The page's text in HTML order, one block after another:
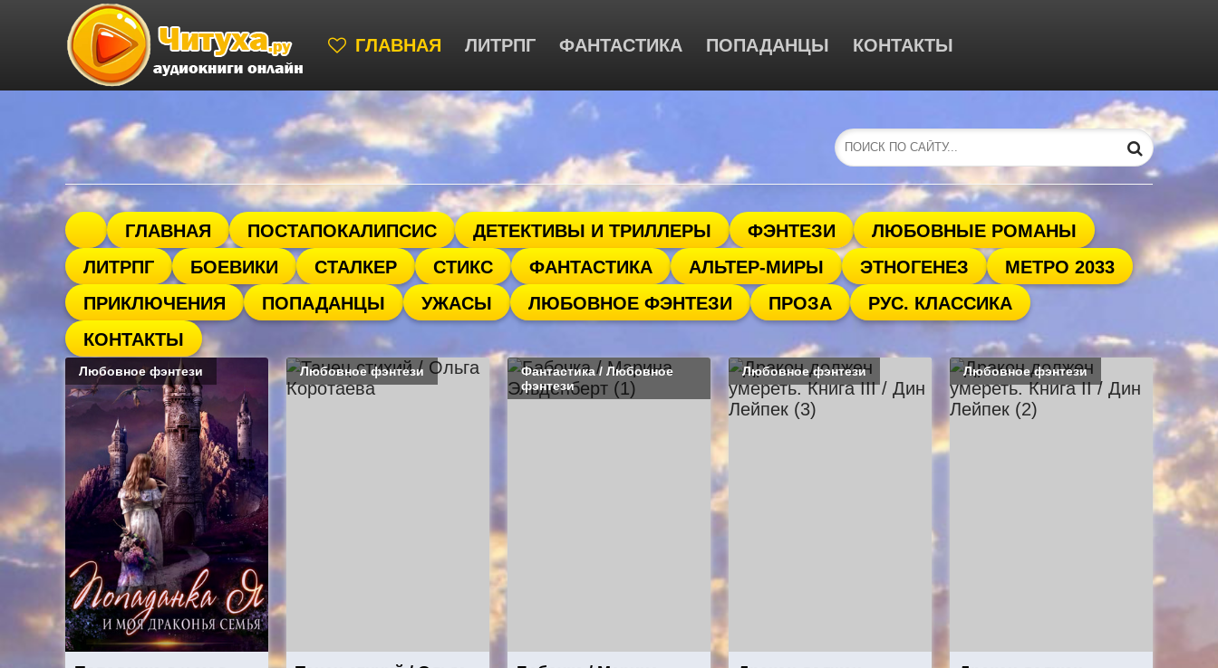
ГЛАВНАЯ ЛИТРПГ ФАНТАСТИКА ПОПАДАНЦЫ КОНТАКТЫ
ГЛАВНАЯ ПОСТАПОКАЛИПСИС ДЕТЕКТИВЫ И ТРИЛЛЕРЫ ФЭНТЕЗИ
ЛЮБОВНЫЕ РОМАНЫ
ЛИТРПГ
БОЕВИКИ СТАЛКЕР СТИКС ФАНТАСТИКА АЛЬТЕР-МИРЫ ЭТНОГЕНЕЗ
МЕТРО 2033
ПРИКЛЮЧЕНИЯ
ПОПАДАНЦЫ УЖАСЫ ЛЮБОВНОЕ ФЭНТЕЗИ ПРОЗА
РУС. КЛАССИКА
КОНТАКТЫ
Любовное фэнтези Любовное фэнтези
Фантастика / Любовное
фэнтези
Любовное фэнтези Любовное фэнтези